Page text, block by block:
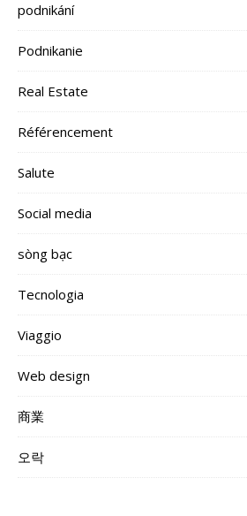
podnikání
Podnikanie
Real Estate
Référencement
Salute
Social media
sòng bạc
Tecnologia
Viaggio
Web design
商業
오락